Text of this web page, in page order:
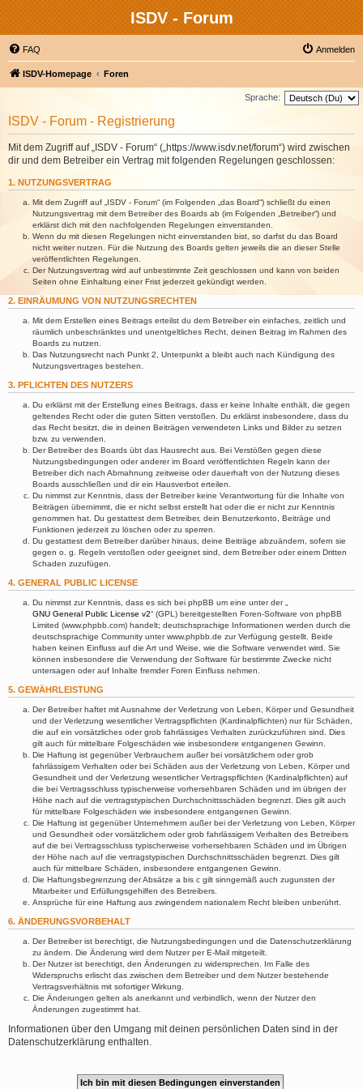
ISDV - Forum
FAQ Anmelden
ISDV-Homepage Foren
Sprache:
ISDV - Forum - Registrierung
Mit dem Zugriff auf „ISDV - Forum“ („https://www.isdv.net/forum“) wird zwischen
dir und dem Betreiber ein Vertrag mit folgenden Regelungen geschlossen:
1. NUTZUNGSVERTRAG
Mit dem Zugriff auf „ISDV - Forum“ (im Folgenden „das Board“) schließt du einen
Nutzungsvertrag mit dem Betreiber des Boards ab (im Folgenden „Betreiber“) und
erklärst dich mit den nachfolgenden Regelungen einverstanden.
Wenn du mit diesen Regelungen nicht einverstanden bist, so darfst du das Board
nicht weiter nutzen. Für die Nutzung des Boards gelten jeweils die an dieser Stelle
veröffentlichten Regelungen.
Der Nutzungsvertrag wird auf unbestimmte Zeit geschlossen und kann von beiden
Seiten ohne Einhaltung einer Frist jederzeit gekündigt werden.
2. EINRÄUMUNG VON NUTZUNGSRECHTEN
Mit dem Erstellen eines Beitrags erteilst du dem Betreiber ein einfaches, zeitlich und
räumlich unbeschränktes und unentgeltliches Recht, deinen Beitrag im Rahmen des
Boards zu nutzen.
Das Nutzungsrecht nach Punkt 2, Unterpunkt a bleibt auch nach Kündigung des
Nutzungsvertrages bestehen.
3. PFLICHTEN DES NUTZERS
Du erklärst mit der Erstellung eines Beitrags, dass er keine Inhalte enthält, die gegen
geltendes Recht oder die guten Sitten verstoßen. Du erklärst insbesondere, dass du
das Recht besitzt, die in deinen Beiträgen verwendeten Links und Bilder zu setzen
bzw. zu verwenden.
Der Betreiber des Boards übt das Hausrecht aus. Bei Verstößen gegen diese
Nutzungsbedingungen oder anderer im Board veröffentlichten Regeln kann der
Betreiber dich nach Abmahnung zeitweise oder dauerhaft von der Nutzung dieses
Boards ausschließen und dir ein Hausverbot erteilen.
Du nimmst zur Kenntnis, dass der Betreiber keine Verantwortung für die Inhalte von
Beiträgen übernimmt, die er nicht selbst erstellt hat oder die er nicht zur Kenntnis
genommen hat. Du gestattest dem Betreiber, dein Benutzerkonto, Beiträge und
Funktionen jederzeit zu löschen oder zu sperren.
Du gestattest dem Betreiber darüber hinaus, deine Beiträge abzuändern, sofern sie
gegen o. g. Regeln verstoßen oder geeignet sind, dem Betreiber oder einem Dritten
Schaden zuzufügen.
4. GENERAL PUBLIC LICENSE
Du nimmst zur Kenntnis, dass es sich bei phpBB um eine unter der „
GNU General Public License v2“ (GPL) bereitgestellten Foren-Software von phpBB
Limited (www.phpbb.com) handelt; deutschsprachige Informationen werden durch die
deutschsprachige Community unter www.phpbb.de zur Verfügung gestellt. Beide
haben keinen Einfluss auf die Art und Weise, wie die Software verwendet wird. Sie
können insbesondere die Verwendung der Software für bestimmte Zwecke nicht
untersagen oder auf Inhalte fremder Foren Einfluss nehmen.
5. GEWÄHRLEISTUNG
Der Betreiber haftet mit Ausnahme der Verletzung von Leben, Körper und Gesundheit
und der Verletzung wesentlicher Vertragspflichten (Kardinalpflichten) nur für Schäden,
die auf ein vorsätzliches oder grob fahrlässiges Verhalten zurückzuführen sind. Dies
gilt auch für mittelbare Folgeschäden wie insbesondere entgangenen Gewinn.
Die Haftung ist gegenüber Verbrauchern außer bei vorsätzlichem oder grob
fahrlässigem Verhalten oder bei Schäden aus der Verletzung von Leben, Körper und
Gesundheit und der Verletzung wesentlicher Vertragspflichten (Kardinalpflichten) auf
die bei Vertragsschluss typischerweise vorhersehbaren Schäden und im übrigen der
Höhe nach auf die vertragstypischen Durchschnittsschäden begrenzt. Dies gilt auch
für mittelbare Folgeschäden wie insbesondere entgangenen Gewinn.
Die Haftung ist gegenüber Unternehmern außer bei der Verletzung von Leben, Körper
und Gesundheit oder vorsätzlichem oder grob fahrlässigem Verhalten des Betreibers
auf die bei Vertragsschluss typischerweise vorhersehbaren Schäden und im Übrigen
der Höhe nach auf die vertragstypischen Durchschnittsschäden begrenzt. Dies gilt
auch für mittelbare Schäden, insbesondere entgangenen Gewinn.
Die Haftungsbegrenzung der Absätze a bis c gilt sinngemäß auch zugunsten der
Mitarbeiter und Erfüllungsgehilfen des Betreibers.
Ansprüche für eine Haftung aus zwingendem nationalem Recht bleiben unberührt.
6. ÄNDERUNGSVORBEHALT
Der Betreiber ist berechtigt, die Nutzungsbedingungen und die Datenschutzerklärung
zu ändern. Die Änderung wird dem Nutzer per E-Mail mitgeteilt.
Der Nutzer ist berechtigt, den Änderungen zu widersprechen. Im Falle des
Widerspruchs erlischt das zwischen dem Betreiber und dem Nutzer bestehende
Vertragsverhältnis mit sofortiger Wirkung.
Die Änderungen gelten als anerkannt und verbindlich, wenn der Nutzer den
Änderungen zugestimmt hat.
Informationen über den Umgang mit deinen persönlichen Daten sind in der
Datenschutzerklärung enthalten.